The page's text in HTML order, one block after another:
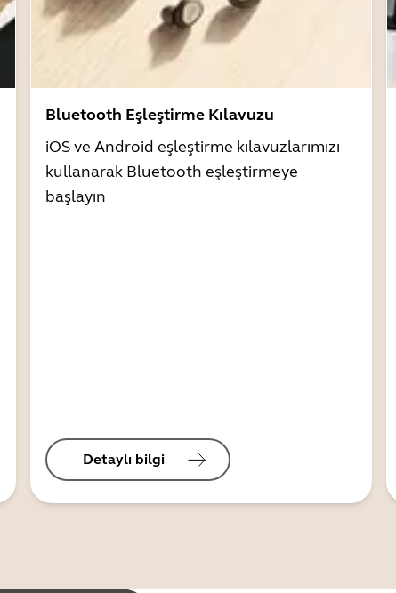
Bluetooth Eşleştirme Kılavuzu
iOS ve Android eşleştirme kılavuzlarımızı
kullanarak Bluetooth eşleştirmeye
başlayın
Detaylı bilgi